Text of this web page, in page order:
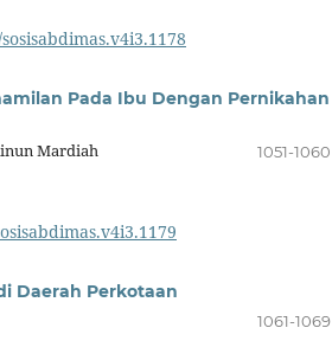
Pada Ibu Dengan Pernikahan
Mardiah
1051-1060
Daerah Perkotaan
1061-1069